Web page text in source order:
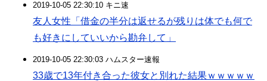
2019-10-05 22:30:10 キニ速
友人女性「借金の半分は返せるが残りは体でも何で
も好きにしていいから勘弁して」
2019-10-05 22:30:03 ハムスター速報
33歳で13年付き合った彼女と別れた結果ｗｗｗｗｗ